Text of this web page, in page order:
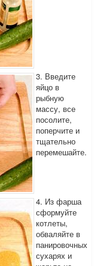
3. Введите
яйцо в
рыбную
массу, все
посолите,
поперчите и
тщательно
перемешайте.
4. Из фарша
сформуйте
котлеты,
обваляйте в
панировочных
сухарях и